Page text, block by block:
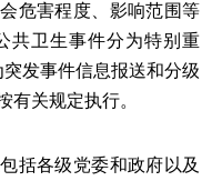
危害程度、影响范围等
共卫生事件分为特别重
发事件信息报送和分级
有关规定执行。
括各级党委和政府以及